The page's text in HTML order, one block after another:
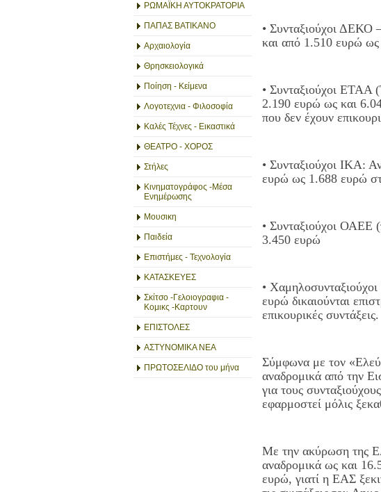
ΡΩΜΑΪΚΗ ΑΥΤΟΚΡΑΤΟΡΙΑ
ΠΑΠΑΣ ΒΑΤΙΚΑΝΟ
Αρχαιολογία
Θρησκειολογικά
Ποίηση - Κείμενα
Λογοτεχνια - Φιλοσοφία
Καλές Τέχνες - Εικαστικά
ΘΕΑΤΡΟ - ΧΟΡΟΣ
Στήλες
Κινηματογράφος -Μέσα
Ενημέρωσης
Μουσικη
Παιδεία
Επιστήμες - Τεχνολογία
ΚΑΤΑΣΚΕΥΕΣ
Σκίτσο -Γελοιογραφια -
Κομικς -Καρτουν
ΕΠΙΣΤΟΛΕΣ
ΑΣΤΥΝΟΜΙΚΑ ΝΕΑ
ΠΡΩΤΟΣΕΛΙΔΟ του μήνα
• Συνταξιούχοι ΔΕΚΟ
και από 1.510 ευρώ ως
• Συνταξιούχοι
2.190 ευρώ ως και
που δεν έχουν
• Συνταξιούχοι ΙΚΑ:
ευρώ ως 1.688 ευρώ
• Συνταξιούχοι ΟΑΕΕ
3.450 ευρώ
•
ευρώ δικαιούνται
επικουρικές συντάξεις.
Σύμφωνα με τον
αναδρομικά από την
για τους
εφαρμοστεί μόλις
Με την ακύρωση της
αναδρομικά ως και
ευρώ, γιατί η ΕΑΣ